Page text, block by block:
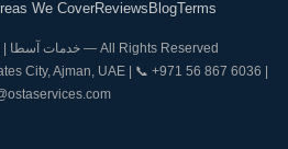
We CoverReviews BlogTerms
© 2026 OSTA Services | خدمات آسطا — All Rights Reserved
City, Ajman, UAE | 📞 +971 56 867 6036